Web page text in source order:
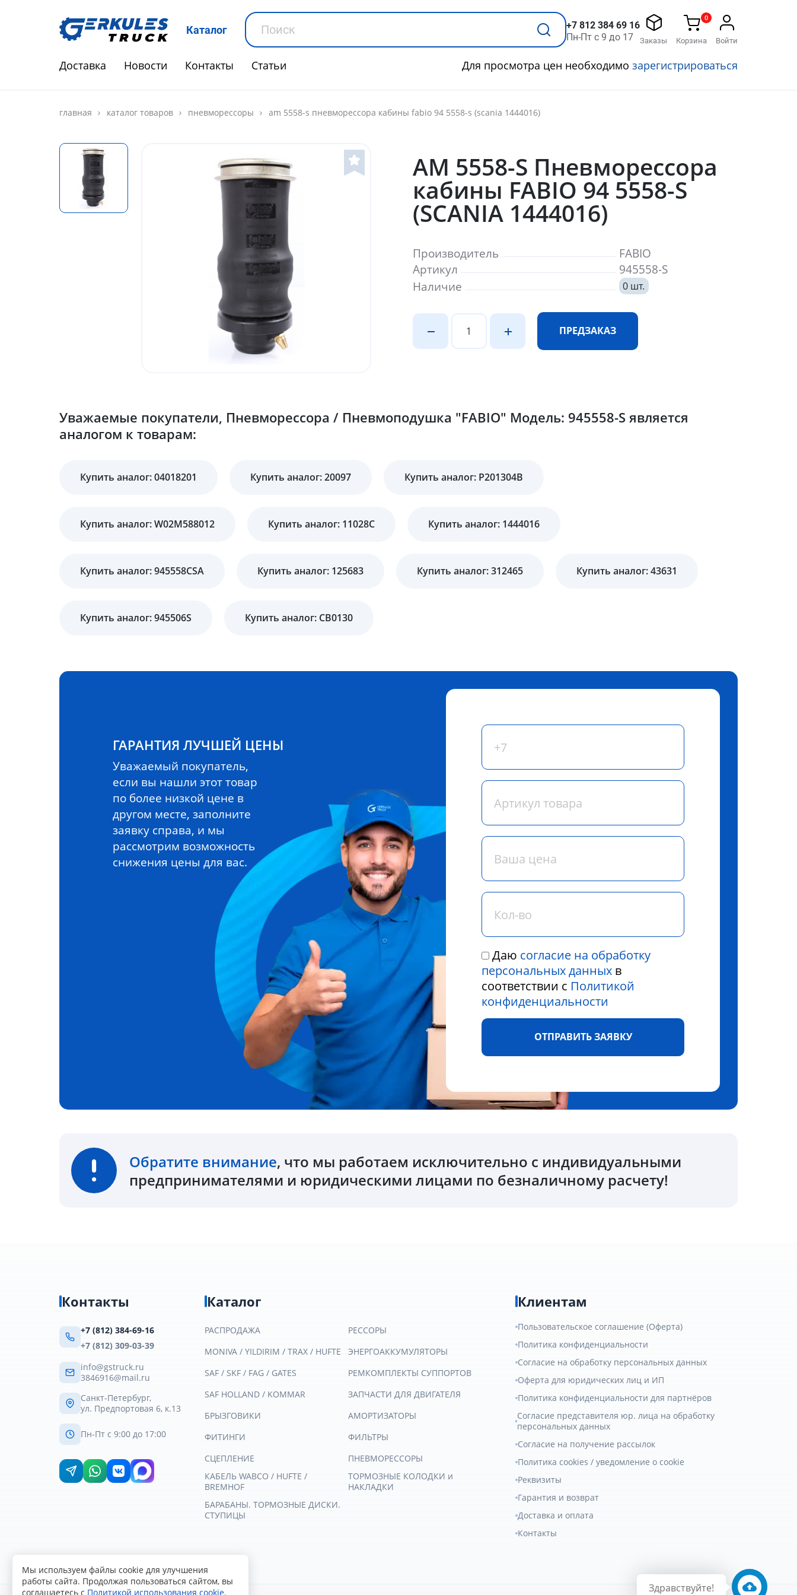
Здравствуйте!
Каталог
+7 812 384 69 16
Пн-Пт с 9 до 17
Заказы
0
Корзина Войти
Доставка Новости Контакты Статьи Для просмотра цен необходимо зарегистрироваться
главная каталог товаров пневморессоры am 5558-s пневморессора кабины fabio 94 5558-s (scania 1444016)
AM 5558-S Пневморессора
кабины FABIO 94 5558-S
(SCANIA 1444016)
Производитель
FABIO
Артикул
945558-S
Наличие
0 шт.
ПРЕДЗАКАЗ
Уважаемые покупатели, Пневморессора / Пневмоподушка "FABIO" Модель: 945558-S является
аналогом к товарам:
Купить аналог: 04018201 Купить аналог: 20097 Купить аналог: P201304B
Купить аналог: W02M588012 Купить аналог: 11028C Купить аналог: 1444016
Купить аналог: 945558CSA Купить аналог: 125683 Купить аналог: 312465 Купить аналог: 43631
Купить аналог: 945506S Купить аналог: CB0130
ГАРАНТИЯ ЛУЧШЕЙ ЦЕНЫ
Уважаемый покупатель,
если вы нашли этот товар
по более низкой цене в
другом месте, заполните
заявку справа, и мы
рассмотрим возможность
снижения цены для вас.
Даю согласие на обработку
персональных данных в
соответствии с Политикой
конфиденциальности
ОТПРАВИТЬ ЗАЯВКУ
Обратите внимание, что мы работаем исключительно с индивидуальными
предпринимателями и юридическими лицами по безналичному расчету!
Контакты
+7 (812) 384-69-16
+7 (812) 309-03-39
info@gstruck.ru
3846916@mail.ru
Санкт-Петербург,
ул. Предпортовая 6, к.13
Пн-Пт с 9:00 до 17:00
Каталог
РАСПРОДАЖА
MONIVA / YILDIRIM / TRAX / HUFTE
SAF / SKF / FAG / GATES
SAF HOLLAND / KOMMAR
БРЫЗГОВИКИ
ФИТИНГИ
СЦЕПЛЕНИЕ
КАБЕЛЬ WABCO / HUFTE /
BREMHOF
БАРАБАНЫ. ТОРМОЗНЫЕ ДИСКИ.
СТУПИЦЫ
РЕССОРЫ
ЭНЕРГОАККУМУЛЯТОРЫ
РЕМКОМПЛЕКТЫ СУППОРТОВ
ЗАПЧАСТИ ДЛЯ ДВИГАТЕЛЯ
АМОРТИЗАТОРЫ
ФИЛЬТРЫ
ПНЕВМОРЕССОРЫ
ТОРМОЗНЫЕ КОЛОДКИ и
НАКЛАДКИ
Клиентам
Пользовательское соглашение (Оферта)
Политика конфиденциальности
Согласие на обработку персональных данных
Оферта для юридических лиц и ИП
Политика конфиденциальности для партнёров
Согласие представителя юр. лица на обработку
персональных данных
Согласие на получение рассылок
Политика cookies / уведомление о cookie
Реквизиты
Гарантия и возврат
Доставка и оплата
Контакты
Мы используем файлы cookie для улучшения
работы сайта. Продолжая пользоваться сайтом, вы
соглашаетесь с Политикой использования cookie.